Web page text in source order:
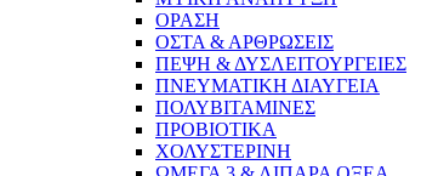
ΟΡΑΣΗ
ΟΣΤΑ & ΑΡΘΡΩΣΕΙΣ
ΠΕΨΗ & ΔΥΣΛΕΙΤΟΥΡΓΕΙΕΣ
ΠΝΕΥΜΑΤΙΚΗ ΔΙΑΥΓΕΙΑ
ΠΟΛΥΒΙΤΑΜΙΝΕΣ
ΠΡΟΒΙΟΤΙΚΑ
ΧΟΛΥΣΤΕΡΙΝΗ